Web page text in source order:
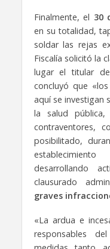
Finalmente, el 30
en su totalidad,
soldar las rejas
Fiscalía solicitó la
lugar el titular
concluyó que
aquí se investigan
la salud
contraventores,
posibilitado,
desarrollando
clausurado
graves
«La ardua e
responsables